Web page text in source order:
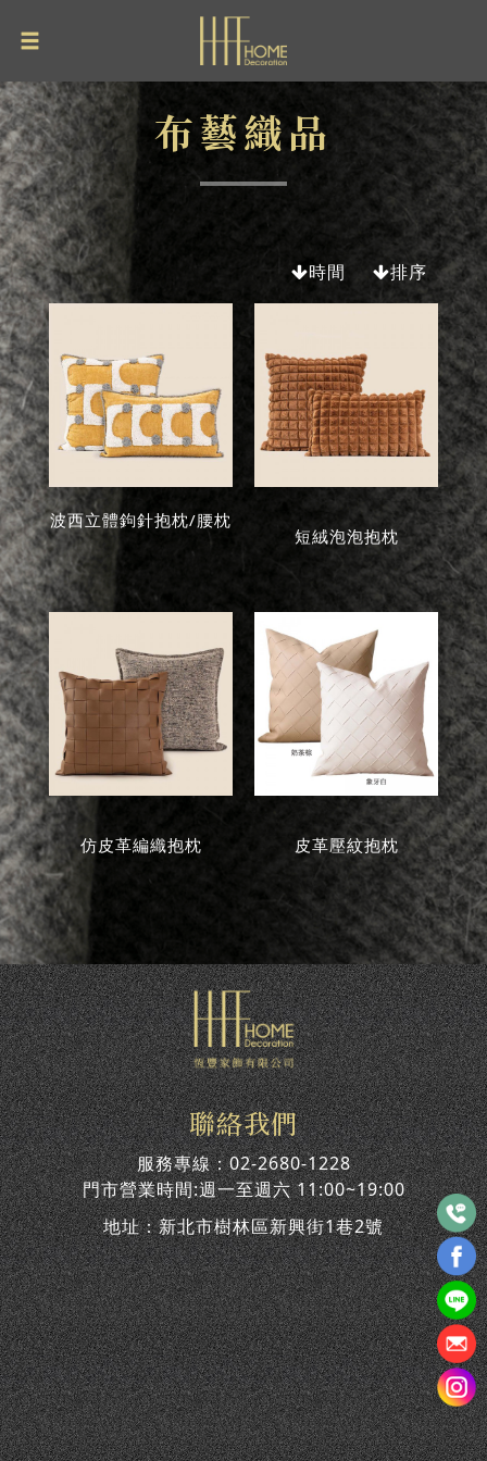
布藝織品
時間 排序
波西立體鉤針抱枕/腰枕
短絨泡泡抱枕
仿皮革編織抱枕 皮革壓紋抱枕
聯絡我們
服務專線：02-2680-1228
門市營業時間:週一至週六 11:00~19:00
地址：新北市樹林區新興街1巷2號